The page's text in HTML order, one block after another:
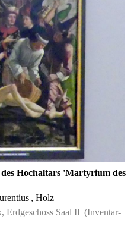
Hochaltars 'Martyrium des
, Holz
Erdgeschoss Saal II (Inventar-